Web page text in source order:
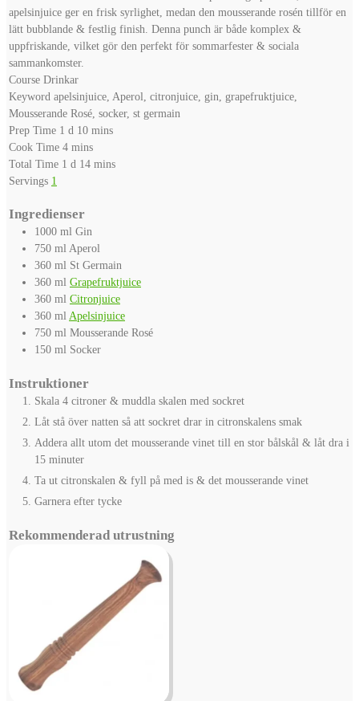
apelsinjuice ger en frisk syrlighet, medan den mousserande rosén tillför en
lätt bubblande & festlig finish. Denna punch är både komplex &
uppfriskande, vilket gör den perfekt för sommarfester & sociala
sammankomster.
Course Drinkar
Keyword apelsinjuice, Aperol, citronjuice, gin, grapefruktjuice,
Mousserande Rosé, socker, st germain
Prep Time 1 day
d 10minutes
mins
Cook Time 4minutes
mins
Total Time 1 day
d 14minutes
mins
Servings 1
Ingredienser
1000 ml Gin
750 mlAperol
360 ml St Germain
360 ml Grapefruktjuice
360 ml Citronjuice
360 mlApelsinjuice
750 ml Mousserande Rosé
150 ml Socker
Instruktioner
Skala 4 citroner & muddla skalen med sockret
Låt stå över natten så att sockret drar in citronskalens smak
Addera allt utom det mousserande vinet till en stor bålskål & låt dra i
15 minuter
Ta ut citronskalen & fyll på med is & det mousserande vinet
Garnera efter tycke
Rekommenderad utrustning